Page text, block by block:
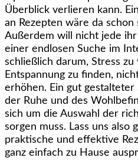
Überblick verlieren kann.
an Rezepten wäre da
Außerdem will nicht jede
einer endlosen Suche im
schließlich darum, Stress zu
Entspannung zu finden,
erhöhen. Ein gut gestalteter
der Ruhe und des
sich um die Auswahl der
sorgen muss. Lass uns also
praktische und effektive
ganz einfach zu Hause